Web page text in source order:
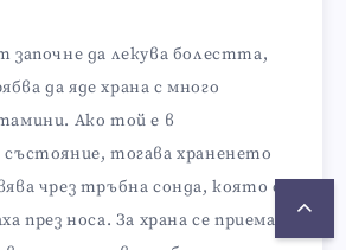
започне да лекува болестта,
да яде храна с много
Ако той е в
състояние, тогава храненето
чрез тръбна сонда, която се
през носа. За храна се приемат